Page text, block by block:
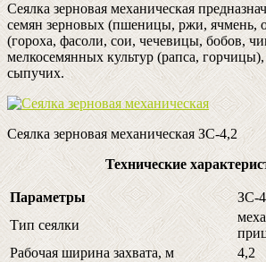
Сеялка зерновая механическая
семян зерновых (пшеницы, ржи, ячмень,
(гороха, фасоли, сои, чечевицы, бобов,
мелкосемянных культур (рапса,
сыпучих.
Сеялка зерновая механическая ЗС-4,2
Технические
Параметры
ЗС-
Тип сеялки
Рабочая ширина захвата, м
4,2